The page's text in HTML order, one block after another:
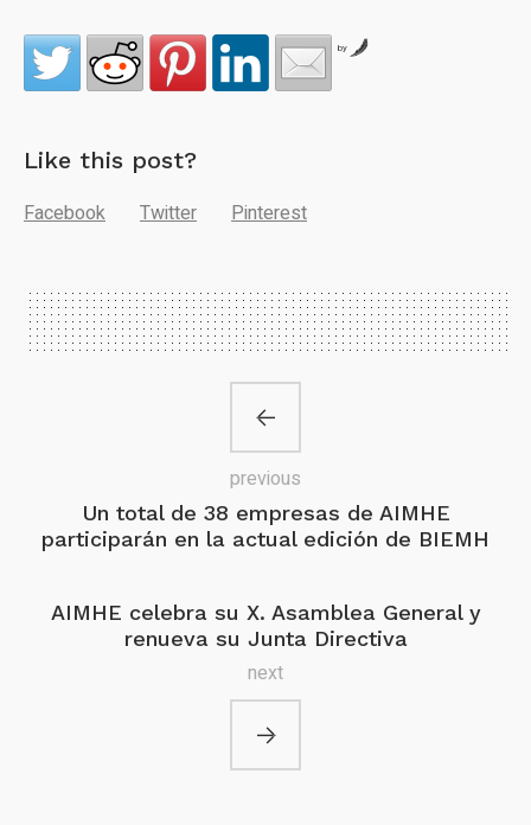
by
Like this post?
Facebook
Twitter Pinterest
Un total de 38 empresas de AIMHE
participarán en la actual edición de BIEMH
previous
AIMHE celebra su X. Asamblea General y
renueva su Junta Directiva
next